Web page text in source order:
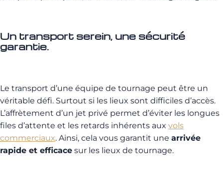
Un transport serein, une sécurité
garantie.
Le transport d’une équipe de tournage peut être un
véritable défi. Surtout si les lieux sont difficiles d’accès.
L’affrètement d’un jet privé permet d’éviter les longues
files d’attente et les retards inhérents aux vols
commerciaux. Ainsi, cela vous garantit une arrivée
rapide et efficace sur les lieux de tournage.